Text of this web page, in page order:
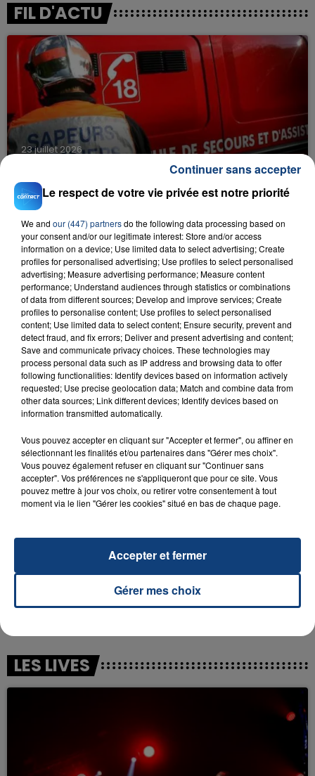
FIL D'ACTU
23 juillet 2026
INCENDIE MORTEL À LENS : UNE FEMME ET
SON BÉBÉ ENTRE LA VIE ET LA...
Un homme s'est immolé par le feu après avoir
aspergé sa compagne et leur bébé de trois mois
d'un liquide inflammable.
20 juillet 2026
UNE ADOLESCENTE DEVANT SE FAIRE
OPÉRER DE LA CHEVILLE RESSORT DE LA...
La famille a porté plainte contre la clinique qui a
reconnu sa responsabilité et présenté ses
excuses.
TITRES DIFFUSÉS
14h21
14h21
DUA LIPA
14h19
14h19
GIMS
LES LIVES
Le respect de votre vie privée est notre priorité
We and our (447) partnersdo the following data processing based on
your consent and/or our legitimate interest: Store and/or access
information on a device; Use limited data to select advertising; Create
profiles for personalised advertising; Use profiles to select personalised
advertising; Measure advertising performance; Measure content
performance; Understand audiences through statistics or combinations
of data from different sources; Develop and improve services; Create
profiles to personalise content; Use profiles to select personalised
content; Use limited data to select content; Ensure security, prevent and
detect fraud, and fix errors; Deliver and present advertising and content;
Save and communicate privacy choices. These technologies may
process personal data such as IP address and browsing data to offer
following functionalities: Identify devices based on information actively
requested; Use precise geolocation data; Match and combine data from
other data sources; Link different devices; Identify devices based on
information transmitted automatically.
Vous pouvez accepter en cliquant sur "Accepter et fermer", ou affiner en
sélectionnant les finalités et/ou partenaires dans "Gérer mes choix".
Vous pouvez également refuser en cliquant sur "Continuer sans
accepter". Vos préférences ne s'appliqueront que pour ce site. Vous
pouvez mettre à jour vos choix, ou retirer votre consentement à tout
moment via le lien "Gérer les cookies" situé en bas de chaque page.
Gérer mes choix
Accepter et fermer
Continuer sans accepter